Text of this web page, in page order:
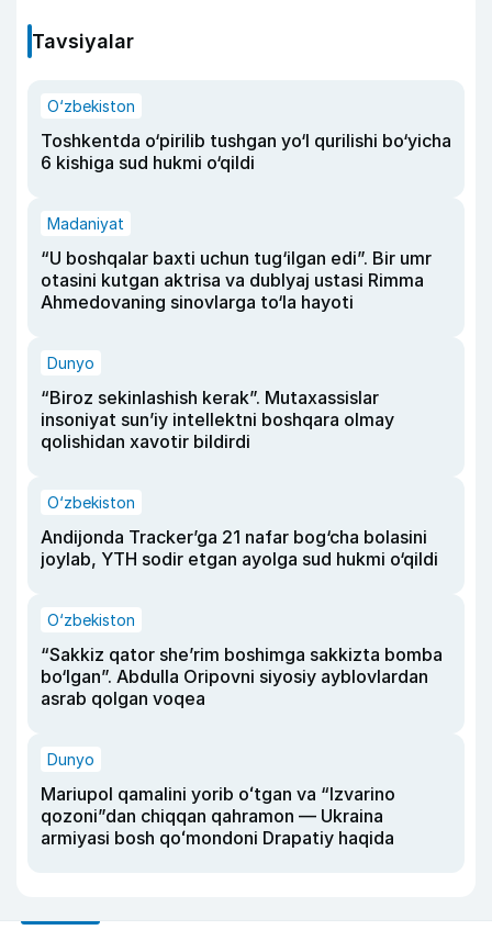
Tavsiyalar
O‘zbekiston
Toshkentda o‘pirilib tushgan yo‘l qurilishi bo‘yicha
6 kishiga sud hukmi o‘qildi
Madaniyat
“U boshqalar baxti uchun tug‘ilgan edi”. Bir umr
otasini kutgan aktrisa va dublyaj ustasi Rimma
Ahmedovaning sinovlarga to‘la hayoti
Dunyo
“Biroz sekinlashish kerak”. Mutaxassislar
insoniyat sun’iy intellektni boshqara olmay
qolishidan xavotir bildirdi
O‘zbekiston
Andijonda Tracker’ga 21 nafar bog‘cha bolasini
joylab, YTH sodir etgan ayolga sud hukmi o‘qildi
O‘zbekiston
“Sakkiz qator she’rim boshimga sakkizta bomba
bo‘lgan”. Abdulla Oripovni siyosiy ayblovlardan
asrab qolgan voqea
Dunyo
Mariupol qamalini yorib oʻtgan va “Izvarino
qozoni”dan chiqqan qahramon — Ukraina
armiyasi bosh qoʻmondoni Drapatiy haqida